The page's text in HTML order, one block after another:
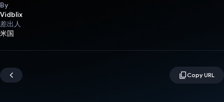
By
Vidblix
差出人
米国